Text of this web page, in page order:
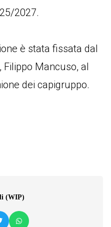
2027.
è stata fissata dal
Filippo Mancuso, al
dei capigruppo.
(WIP)